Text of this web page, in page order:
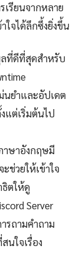
เรียนจากหลาย
ใจได้ลึกซึ้งยิ่งขึ้น
ที่ดีที่สุดสำหรับ
นยำและอัปเดต
แต่เริ่มต้นไป
าษาอังกฤษมี
ช่วยให้เข้าใจ
ตให้ดู
Server
รถามคำถาม
ใจเรื่อง